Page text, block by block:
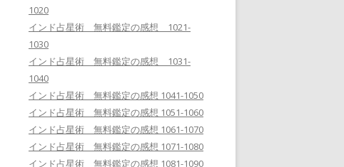
1020
インド占星術 無料鑑定の感想 1021-
1030
インド占星術 無料鑑定の感想 1031-
1040
インド占星術 無料鑑定の感想 1041-1050
インド占星術 無料鑑定の感想 1051-1060
インド占星術 無料鑑定の感想 1061-1070
インド占星術 無料鑑定の感想 1071-1080
インド占星術 無料鑑定の感想 1081-1090